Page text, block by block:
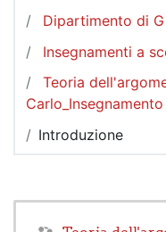
Dipartimento di
Insegnamenti a
Teoria
Introduzione